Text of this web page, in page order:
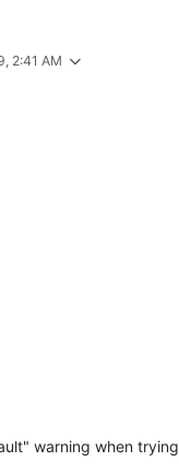
2:41 AM
warning when